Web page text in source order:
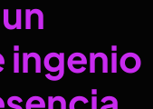
ingenio